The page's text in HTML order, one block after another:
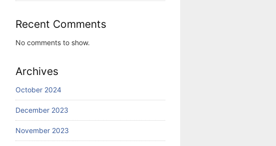
Recent Comments
No comments to show.
Archives
October 2024
December 2023
November 2023